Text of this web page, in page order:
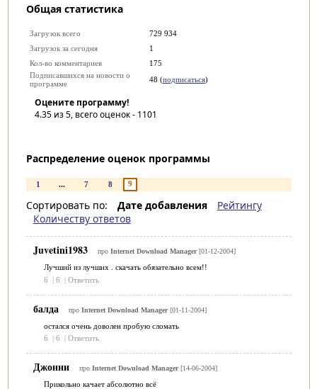
Общая статистика
Загрузок всего
729 934
Загрузок за сегодня
1
Кол-во комментариев
175
Подписавшихся на новости о
программе
48 (подписаться)
Оцените программу!
4.35из 5, всего оценок - 1101
Распределение оценок программы
1 ... 7 8 9
Сортировать по: Дате добавления
Рейтингу
Количеству ответов
Juvetini1983 про Internet Download Manager[01-12-2004]
Лучший из лучших . скачать обязательно всем!!
6
| 6 | Ответить
балда про Internet Download Manager[01-11-2004]
остался очень доволен пробую сломать
6
| 6 | Ответить
Джонни про Internet Download Manager[14-06-2004]
Прикольно качает абсолютно всё